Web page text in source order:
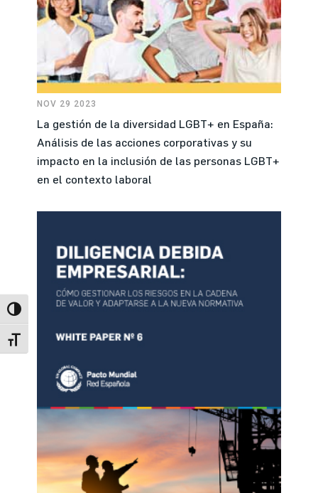
Alternar alto contraste
Alternar tamaño de letra
NOV 29 2023
La gestión de la diversidad LGBT+ en España:
Análisis de las acciones corporativas y su
impacto en la inclusión de las personas LGBT+
en el contexto laboral